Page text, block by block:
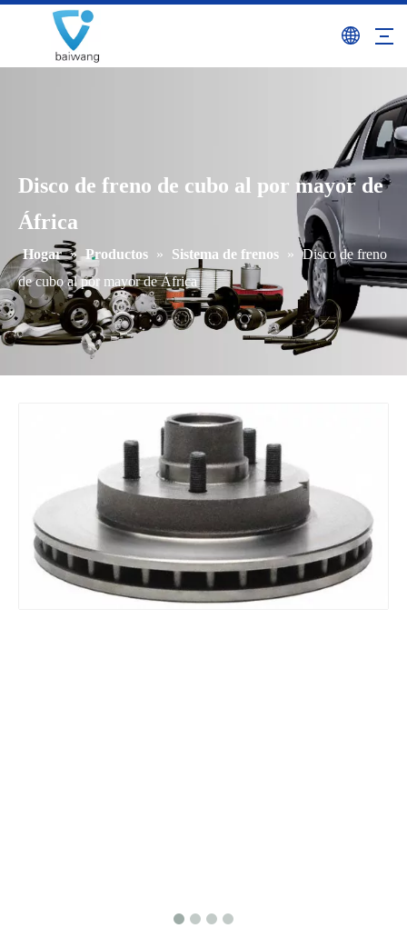
Disco de freno de cubo al por mayor de
África
Hogar » Productos » Sistema de frenos » Disco de freno
de cubo al por mayor de África